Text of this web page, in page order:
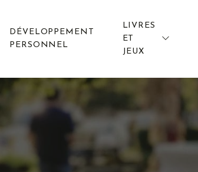
DÉVELOPPEMENT
PERSONNEL
LIVRES
ET
JEUX